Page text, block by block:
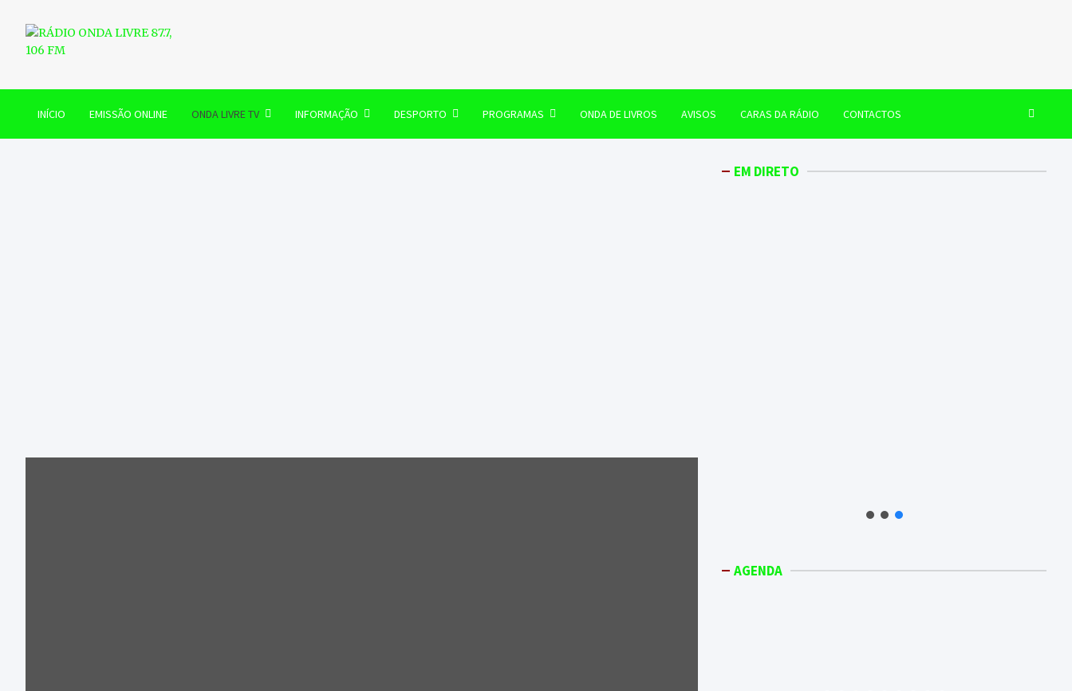
content
RÁDIO ONDA LIVRE 87.7, 106 FM
INÍCIO EMISSÃO ONLINE ONDA LIVRE TV INFORMAÇÃO DESPORTO PROGRAMAS ONDA DE LIVROS AVISOS CARAS DA RÁDIO CONTACTOS
EM DIRETO
AGENDA